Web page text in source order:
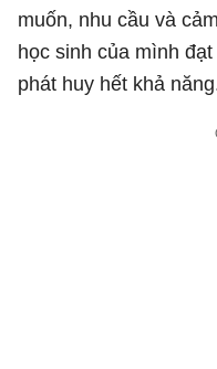
muốn, nhu cầu và
học sinh của mình
phát huy hết khả